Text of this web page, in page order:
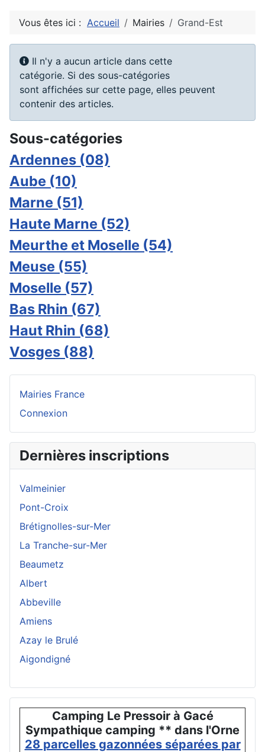
Vous êtes ici : Accueil Mairies Grand-Est
Information
Il n'y a aucun article dans cette
catégorie. Si des sous-catégories
sont affichées sur cette page, elles peuvent
contenir des articles.
Sous-catégories
Ardennes (08)
Aube (10)
Marne (51)
Haute Marne (52)
Meurthe et Moselle (54)
Meuse (55)
Moselle (57)
Bas Rhin (67)
Haut Rhin (68)
Vosges (88)
Mairies France
Connexion
Dernières inscriptions
Valmeinier
Pont-Croix
Brétignolles-sur-Mer
La Tranche-sur-Mer
Beaumetz
Albert
Abbeville
Amiens
Azay le Brulé
Aigondigné
Camping Le Pressoir à Gacé
Sympathique camping ** dans l'Orne
28 parcelles gazonnées séparées par